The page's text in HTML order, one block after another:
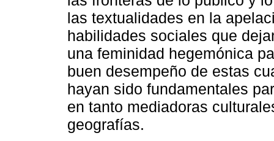
las textualidades en la
habilidades sociales que
una feminidad hegemónica
buen desempeño de estas
hayan sido fundamentales
en tanto mediadoras
geografías.